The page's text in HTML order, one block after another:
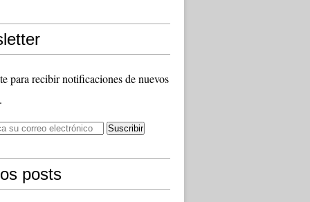
para recibir notificaciones de nuevos
posts